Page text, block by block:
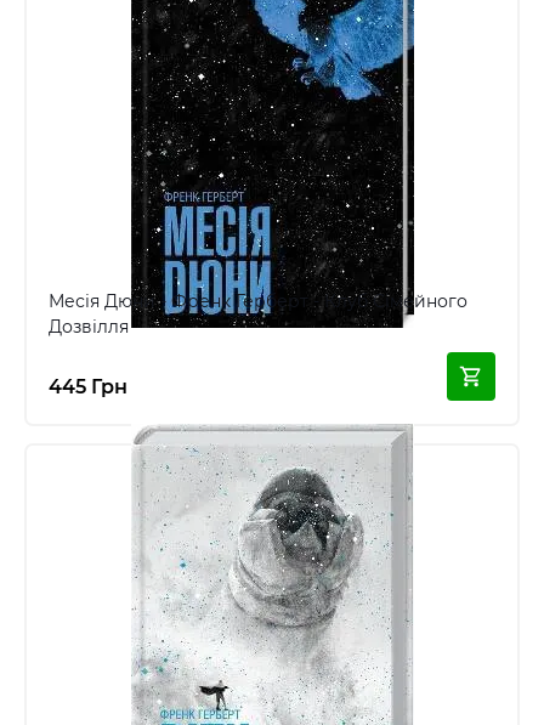
Месія Дюни - Френк Герберт - Клуб Сімейного
Дозвілля
445 Грн